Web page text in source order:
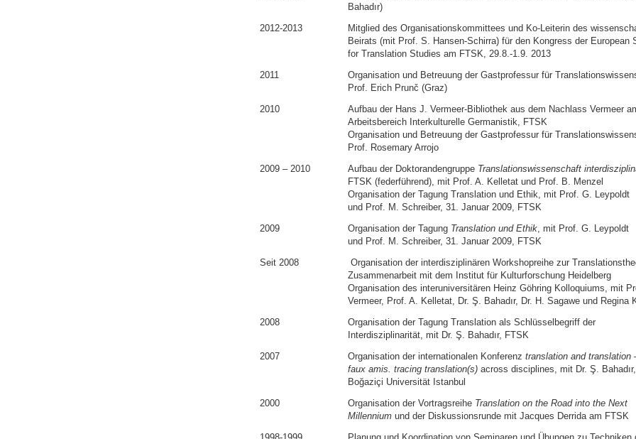
Bahadır)
2012-2013
Mitglied des Organisationskommittees und Ko-Leiterin des
Beirats (mit Prof. S. Hansen-Schirra) für den Kongress der European
for Translation Studies am FTSK, 29.8.-1.9. 2013
2011
Organisation und Betreuung der Gastprofessur für
Prof. Erich Prunč (Graz)
2010
Aufbau der Hans J. Vermeer-Bibliothek aus dem Nachlass Vermeer
Arbeitsbereich Interkulturelle Germanistik, FTSK
Organisation und Betreuung der Gastprofessur für
Prof. Rosemary Arrojo
2009 – 2010
Aufbau der Doktorandengruppe Translationswissenschaft
FTSK (federführend), mit Prof. A. Kelletat und Prof. B. Menzel
Organisation der Tagung Translation und Ethik, mit Prof. G. Leypoldt
und Prof. M. Schreiber, 31. Januar 2009, FTSK
2009
Organisation der Tagung Translation und Ethik, mit Prof. G. Leypoldt
und Prof. M. Schreiber, 31. Januar 2009, FTSK
Seit 2008
Organisation der interdisziplinären Workshopreihe zur
Zusammenarbeit mit dem Institut für Kulturforschung Heidelberg
Organisation des interuniversitären Heinz Göhring Kolloquiums, mit
Vermeer, Prof. A. Kelletat, Dr. Ş. Bahadır, Dr. H. Sagawe und Regina
2008
Organisation der Tagung Translation als Schlüsselbegriff der
Interdisziplinarität, mit Dr. Ş. Bahadır, FTSK
2007
Organisation der internationalen Konferenz translation and translation
faux amis. tracing translation(s)across disciplines, mit Dr. Ş. Bahadır,
Boğaziçi Universität Istanbul
2000
Organisation der Vortragsreihe Translation on the Road into the Next
Millenniumund der Diskussionsrunde mit Jacques Derrida am FTSK